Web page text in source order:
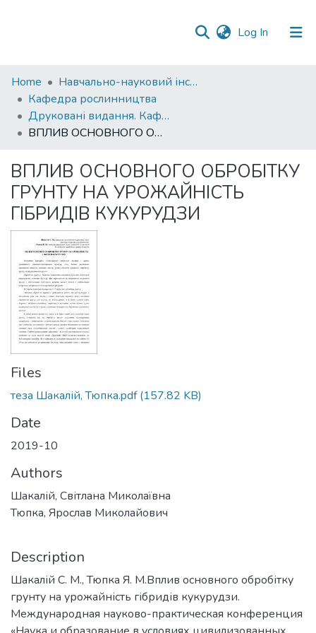
Log In (current)
Communities
&
Collections
All of DSpace
Statistics
Home
Навчально-науковий інститут агротехнологій, селекції та екології
Кафедра рослинництва
Друковані видання. Кафедра рослинництва
ВПЛИВ ОСНОВНОГО ОБРОБІТКУ ГРУНТУ НА УРОЖАЙНІСТЬ ГІБРИДІВ КУКУРУДЗИ
ВПЛИВ ОСНОВНОГО ОБРОБІТКУ
ГРУНТУ НА УРОЖАЙНІСТЬ
ГІБРИДІВ КУКУРУДЗИ
Files
теза Шакалій, Тюпка.pdf(157.82 KB)
Date
2019-10
Authors
Шакалій, Світлана Миколаївна
Тюпка, Ярослав Миколайович
Description
Шакалій С. М., Тюпка Я. М.Вплив основного обробітку
грунту на урожайність гібридів кукурудзи.
Международная науково-практическая конференция